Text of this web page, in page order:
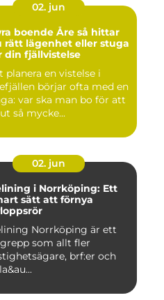
02. jun
boende Åre så hittar
rätt lägenhet eller stuga
din fjällvistelse
planera en vistelse i
börjar ofta med en
var ska man bo för att
så mycke...
02. jun
i Norrköping: Ett
sätt att förnya
Norrköping är ett
som allt fler
brf:er och